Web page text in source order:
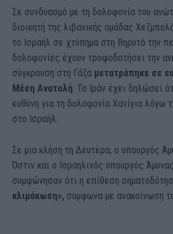
Σε συνδυασμό με τη δολοφονία του
διοικητή της λιβανικής ομάδας
το Ισραήλ σε χτύπημα στη Βηρυτό την
δολοφονίες έχουν τροφοδοτήσει την
σύγκρουση στη Γάζα μετατράπηκε σε
Μέση Ανατολή. Το Ιράν έχει δηλώσει
ευθύνη για τη δολοφονία Χανίγια λόγω
στο Ισραήλ.
Σε μια κλήση τη Δευτέρα, ο υπουργός
Όστιν και ο Ισραηλινός υπουργός
συμφώνησαν ότι η επίθεση
κλιμάκωση», σύμφωνα με ανακοίνωση